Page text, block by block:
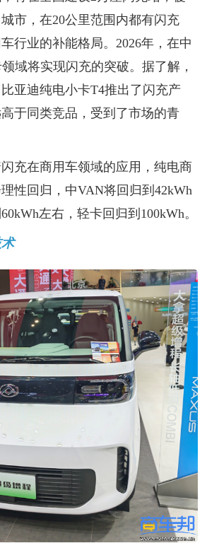
市，在20公里范围内都有闪充
行业的补能格局。2026年，在中
域将实现闪充的突破。据了解，
亚迪纯电小卡T4推出了闪充产
于同类竞品，受到了市场的青
充在商用车领域的应用，纯电商
性回归，中VAN将回归到42kWh
左右，轻卡回归到100kWh。